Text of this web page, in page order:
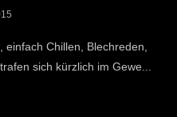
Chillen, Blechreden,
sich kürzlich im Gewe...